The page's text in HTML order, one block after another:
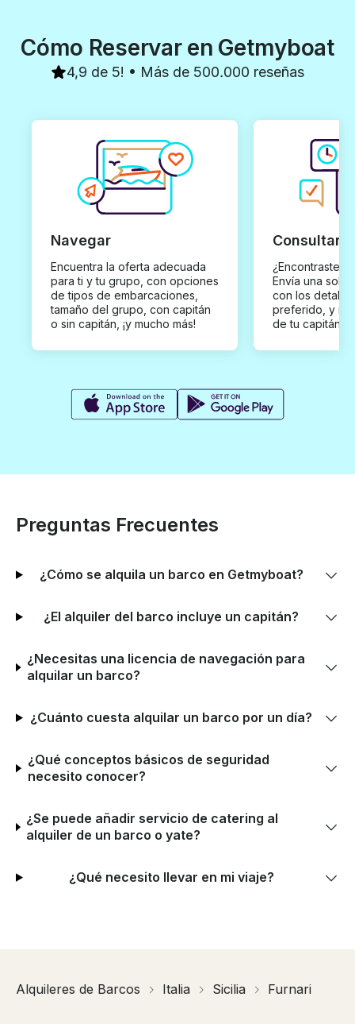
Cómo Reservar en Getmyboat
4,9 de 5! • Más de 500.000 reseñas
Navegar
Encuentra la oferta adecuada
para ti y tu grupo, con opciones
de tipos de embarcaciones,
tamaño del grupo, con capitán
o sin capitán, ¡y mucho más!
Consultar
¿Encontraste
Envía una
con los
preferido, y
de tu capitán
Preguntas Frecuentes
¿Cómo se alquila un barco en Getmyboat?
¿El alquiler del barco incluye un capitán?
¿Necesitas una licencia de navegación para
alquilar un barco?
¿Cuánto cuesta alquilar un barco por un día?
¿Qué conceptos básicos de seguridad
necesito conocer?
¿Se puede añadir servicio de catering al
alquiler de un barco o yate?
¿Qué necesito llevar en mi viaje?
Alquileres de Barcos Italia Sicilia Furnari